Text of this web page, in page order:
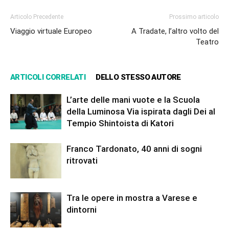
Articolo Precedente
Viaggio virtuale Europeo
Prossimo articolo
A Tradate, l’altro volto del
Teatro
ARTICOLI CORRELATI DELLO STESSO AUTORE
L’arte delle mani vuote e la Scuola
della Luminosa Via ispirata dagli Dei al
Tempio Shintoista di Katori
Franco Tardonato, 40 anni di sogni
ritrovati
Tra le opere in mostra a Varese e
dintorni